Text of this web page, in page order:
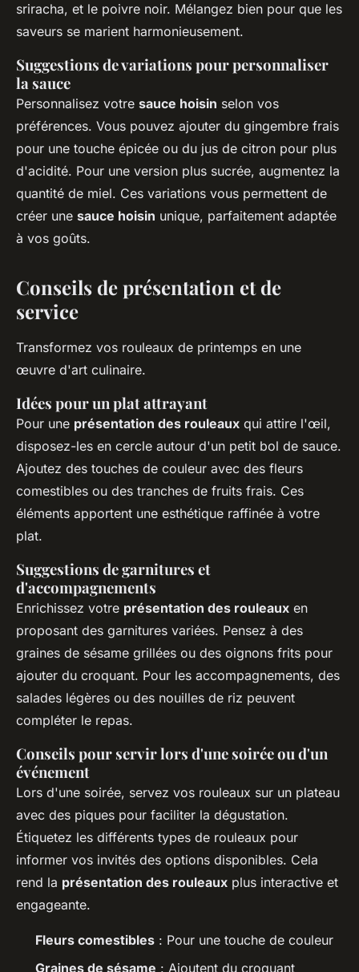
sriracha, et le poivre noir. Mélangez bien pour que les
saveurs se marient harmonieusement.
Suggestions de variations pour personnaliser
la sauce
Personnalisez votre sauce hoisin selon vos
préférences. Vous pouvez ajouter du gingembre frais
pour une touche épicée ou du jus de citron pour plus
d'acidité. Pour une version plus sucrée, augmentez la
quantité de miel. Ces variations vous permettent de
créer une sauce hoisin unique, parfaitement adaptée
à vos goûts.
Conseils de présentation et de
service
Transformez vos rouleaux de printemps en une
œuvre d'art culinaire.
Idées pour un plat attrayant
Pour une présentation des rouleaux qui attire l'œil,
disposez-les en cercle autour d'un petit bol de sauce.
Ajoutez des touches de couleur avec des fleurs
comestibles ou des tranches de fruits frais. Ces
éléments apportent une esthétique raffinée à votre
plat.
Suggestions de garnitures et
d'accompagnements
Enrichissez votre présentation des rouleaux en
proposant des garnitures variées. Pensez à des
graines de sésame grillées ou des oignons frits pour
ajouter du croquant. Pour les accompagnements, des
salades légères ou des nouilles de riz peuvent
compléter le repas.
Conseils pour servir lors d'une soirée ou d'un
événement
Lors d'une soirée, servez vos rouleaux sur un plateau
avec des piques pour faciliter la dégustation.
Étiquetez les différents types de rouleaux pour
informer vos invités des options disponibles. Cela
rend la présentation des rouleaux plus interactive et
engageante.
Fleurs comestibles : Pour une touche de couleur
Graines de sésame : Ajoutent du croquant